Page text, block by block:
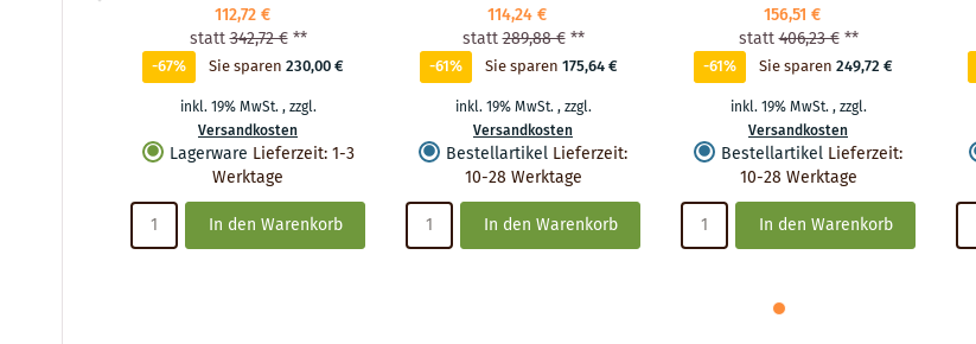
112,72 €
statt342,72 € **
-67% Sie sparen230,00 €
inkl. 19% MwSt.,zzgl.
Versandkosten
Lagerware Lieferzeit:1-3
Werktage
In den Warenkorb
114,24 €
statt289,88 € **
-61% Sie sparen175,64 €
inkl. 19% MwSt.,zzgl.
Versandkosten
Bestellartikel Lieferzeit:
10-28 Werktage
In den Warenkorb
156,51 €
statt406,23 € **
-61% Sie sparen249,72 €
inkl. 19% MwSt.,zzgl.
Versandkosten
Bestellartikel Lieferzeit:
10-28 Werktage
In den Warenkorb